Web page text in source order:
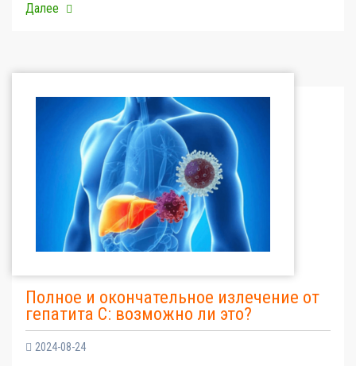
Далее
Полное и окончательное излечение от
гепатита С: возможно ли это?
2024-08-24